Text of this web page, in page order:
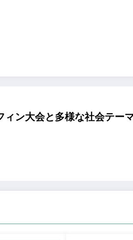
ィン大会と多様な社会テー